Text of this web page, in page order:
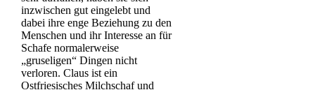
inzwischen gut eingelebt und
dabei ihre enge Beziehung zu den
Menschen und ihr Interesse an für
Schafe normalerweise
„gruseligen“ Dingen nicht
verloren. Claus ist ein
Ostfriesisches Milchschaf und